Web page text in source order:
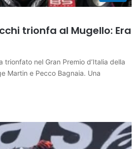
trionfa al Mugello: Era
trionfato nel Gran Premio d’Italia della
Martin e Pecco Bagnaia. Una